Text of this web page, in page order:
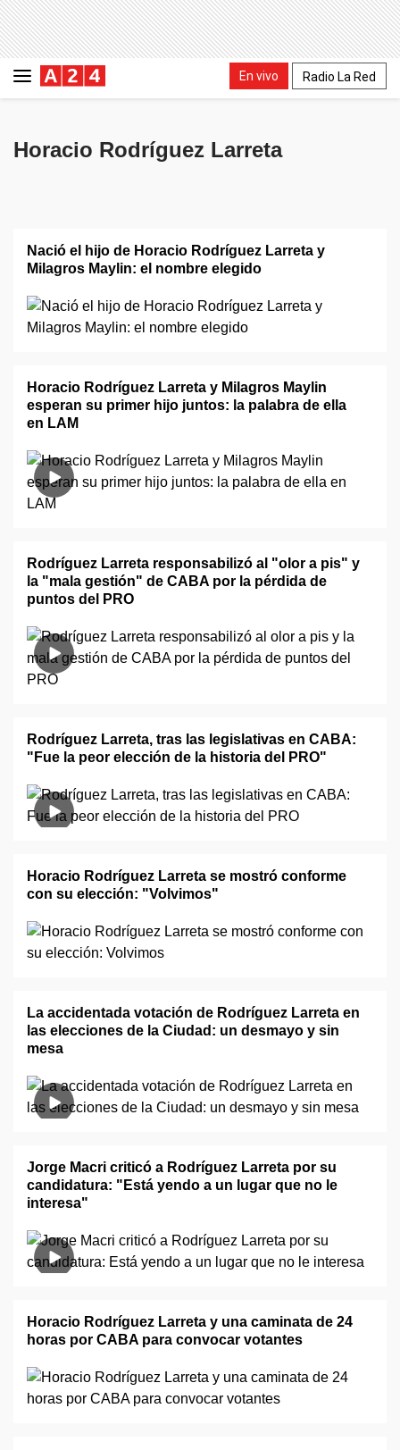
En vivo Radio La Red
Horacio Rodríguez Larreta
Nació el hijo de Horacio Rodríguez Larreta y
Milagros Maylin: el nombre elegido
Horacio Rodríguez Larreta y Milagros Maylin
esperan su primer hijo juntos: la palabra de ella
en LAM
Rodríguez Larreta responsabilizó al "olor a pis" y
la "mala gestión" de CABA por la pérdida de
puntos del PRO
Rodríguez Larreta, tras las legislativas en CABA:
"Fue la peor elección de la historia del PRO"
Horacio Rodríguez Larreta se mostró conforme
con su elección: "Volvimos"
La accidentada votación de Rodríguez Larreta en
las elecciones de la Ciudad: un desmayo y sin
mesa
Jorge Macri criticó a Rodríguez Larreta por su
candidatura: "Está yendo a un lugar que no le
interesa"
Horacio Rodríguez Larreta y una caminata de 24
horas por CABA para convocar votantes